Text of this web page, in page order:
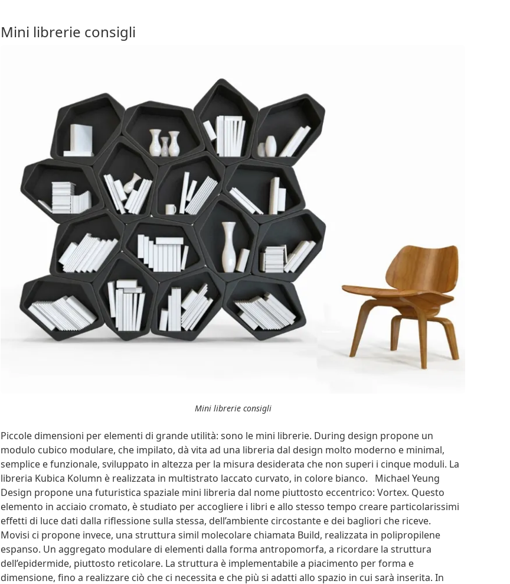
Mini librerie consigli
Mini librerie consigli
Piccole dimensioni per elementi di grande utilità: sono le mini librerie. During design propone un
modulo cubico modulare, che impilato, dà vita ad una libreria dal design molto moderno e minimal,
semplice e funzionale, sviluppato in altezza per la misura desiderata che non superi i cinque moduli. La
libreria Kubica Kolumn è realizzata in multistrato laccato curvato, in colore bianco. Michael Yeung
Design propone una futuristica spaziale mini libreria dal nome piuttosto eccentrico: Vortex. Questo
elemento in acciaio cromato, è studiato per accogliere i libri e allo stesso tempo creare particolarissimi
effetti di luce dati dalla riflessione sulla stessa, dell’ambiente circostante e dei bagliori che riceve.
Movisi ci propone invece, una struttura simil molecolare chiamata Build, realizzata in polipropilene
espanso. Un aggregato modulare di elementi dalla forma antropomorfa, a ricordare la struttura
dell’epidermide, piuttosto reticolare. La struttura è implementabile a piacimento per forma e
dimensione, fino a realizzare ciò che ci necessita e che più si adatti allo spazio in cui sarà inserita. In